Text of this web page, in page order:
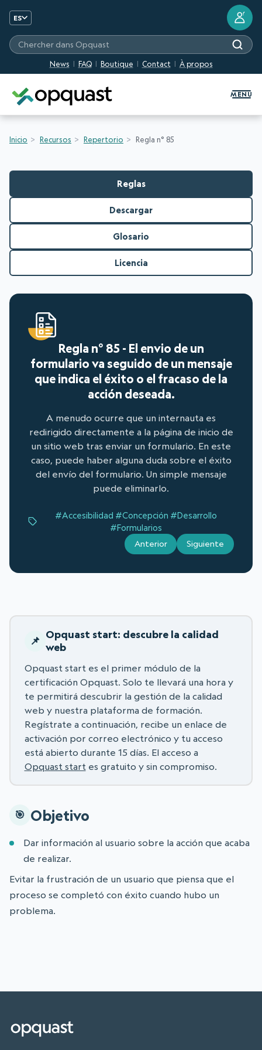
ES
News FAQ Boutique Contact À propos
Chercher dans Opquast
?
MENU
Inicio Recursos Repertorio Regla n° 85
Reglas
Descargar
Glosario
Licencia
Regla n° 85 - El envio de un
formulario va seguido de un mensaje
que indica el éxito o el fracaso de la
acción deseada.
A menudo ocurre que un internauta es
redirigido directamente a la página de inicio de
un sitio web tras enviar un formulario. En este
caso, puede haber alguna duda sobre el éxito
del envío del formulario. Un simple mensaje
puede eliminarlo.
#Accesibilidad #Concepción #Desarrollo
#Formularios
Anterior Siguiente
Opquast start: descubre la calidad
web
Opquast start es el primer módulo de la
certificación Opquast. Solo te llevará una hora y
te permitirá descubrir la gestión de la calidad
web y nuestra plataforma de formación.
Regístrate a continuación, recibe un enlace de
activación por correo electrónico y tu acceso
está abierto durante 15 días. El acceso a
Opquast startes gratuito y sin compromiso.
Objetivo
Dar información al usuario sobre la acción que acaba
de realizar.
Evitar la frustración de un usuario que piensa que el
proceso se completó con éxito cuando hubo un
problema.